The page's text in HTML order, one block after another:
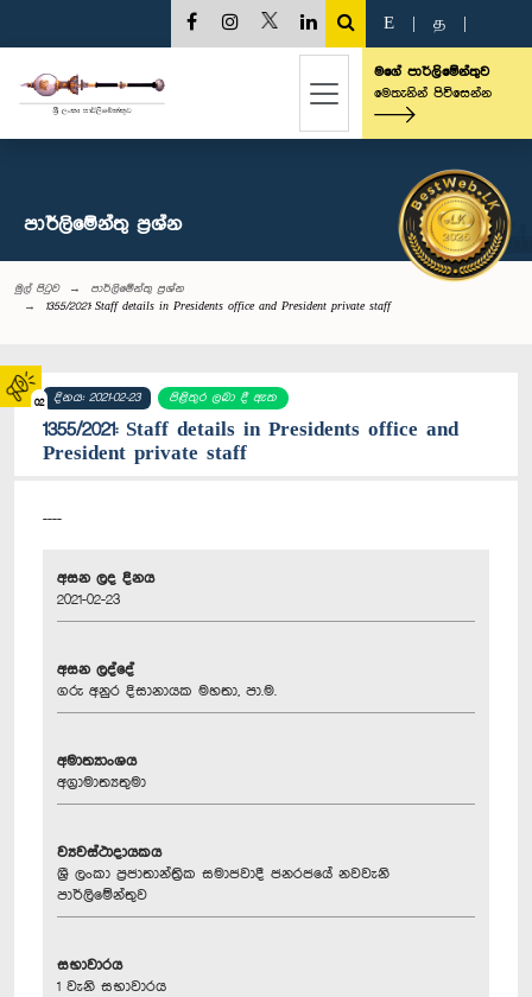
02
E த
මගේ පාර්ලිමේන්තුව
මෙතැනින් පිවිසෙන්න
පාර්ලි‌මේන්තු‌ ප්‍රශ්න
මුල් පිටුව
පාර්ලි‌මේන්තු‌ ප්‍රශ්න
1355/2021: Staff details in Presidents office and President private staff
දිනය: 2021-02-23 පිළිතුර ලබා දී ඇත
1355/2021: Staff details in Presidents office and
President private staff
----
අසන ලද දිනය
2021-02-23
අසන ලද්දේ
ගරු අනුර දිසානායක මහතා, පා.ම.
අමාත්‍යාංශය
අග්‍රාමාත්‍යතුමා
ව්‍යවස්ථාදායකය
ශ්‍රී ලංකා ප්‍රජාතාන්ත්‍රික සමාජවාදී ජනරජයේ නවවැනි
පාර්ලිමේන්තුව
සභාවාරය
1 වැනි සභාවාරය